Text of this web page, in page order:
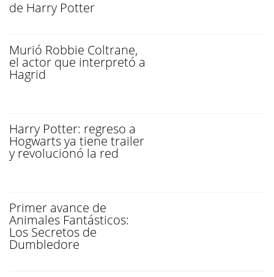
de Harry Potter
Murió Robbie Coltrane,
el actor que interpretó a
Hagrid
Harry Potter: regreso a
Hogwarts ya tiene trailer
y revolucionó la red
Primer avance de
Animales Fantásticos:
Los Secretos de
Dumbledore